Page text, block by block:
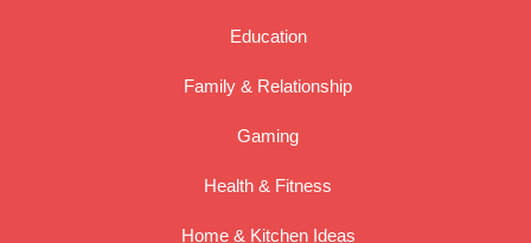
Education
Family & Relationship
Gaming
Health & Fitness
Home & Kitchen Ideas